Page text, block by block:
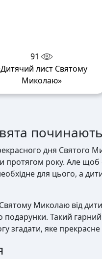
91
лист Святому
Миколаю»
дня Святого
протягом року. Але
для цього, а
Миколаю від
Такий
яке прекрасне